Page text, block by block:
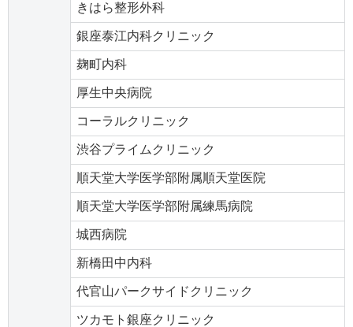
きはら整形外科
銀座泰江内科クリニック
麹町内科
厚生中央病院
コーラルクリニック
渋谷プライムクリニック
順天堂大学医学部附属順天堂医院
順天堂大学医学部附属練馬病院
城西病院
新橋田中内科
代官山パークサイドクリニック
ツカモト銀座クリニック